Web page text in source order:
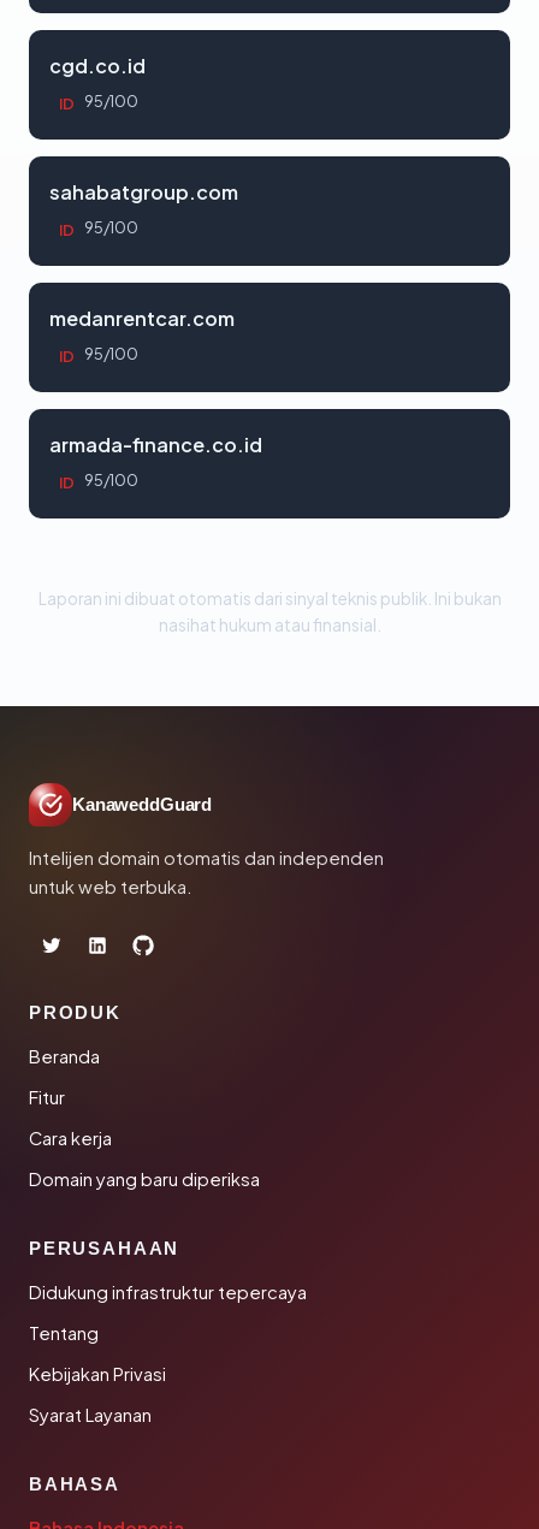
cgd.co.id
ID 95/100
sahabatgroup.com
ID 95/100
medanrentcar.com
ID 95/100
armada-finance.co.id
ID 95/100
Laporan ini dibuat otomatis dari sinyal teknis publik. Ini bukan
nasihat hukum atau finansial.
KanaweddGuard
Intelijen domain otomatis dan independen
untuk web terbuka.
PRODUK
Beranda
Fitur
Cara kerja
Domain yang baru diperiksa
PERUSAHAAN
Didukung infrastruktur tepercaya
Tentang
Kebijakan Privasi
Syarat Layanan
BAHASA